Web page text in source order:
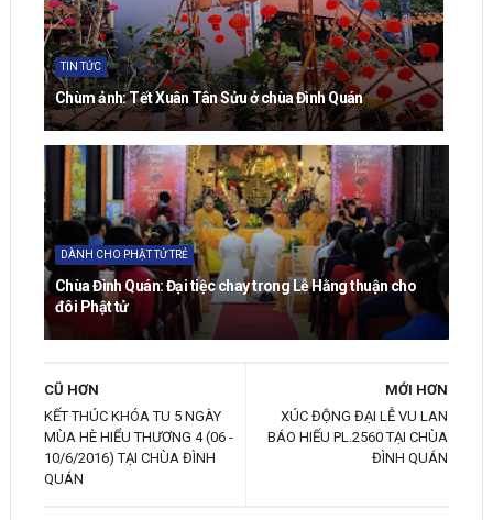
TIN TỨC
Chùm ảnh: Tết Xuân Tân Sửu ở chùa Đình Quán
DÀNH CHO PHẬT TỬ TRẺ
Chùa Đình Quán: Đại tiệc chay trong Lễ Hằng thuận cho
đôi Phật tử
MỚI HƠN
XÚC ĐỘNG ĐẠI LỄ VU LAN
BÁO HIẾU PL.2560 TẠI CHÙA
ĐÌNH QUÁN
CŨ HƠN
KẾT THÚC KHÓA TU 5 NGÀY
MÙA HÈ HIỂU THƯƠNG 4 (06 -
10/6/2016) TẠI CHÙA ĐÌNH
QUÁN